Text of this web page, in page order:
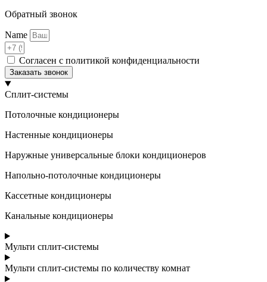
Обратный звонок
Name
Согласен с политикой конфиденциальности
Заказать звонок
Сплит-системы
Потолочные кондиционеры
Настенные кондиционеры
Наружные универсальные блоки кондиционеров
Напольно-потолочные кондиционеры
Кассетные кондиционеры
Канальные кондиционеры
Мульти сплит-системы
Мульти сплит-системы по количеству комнат